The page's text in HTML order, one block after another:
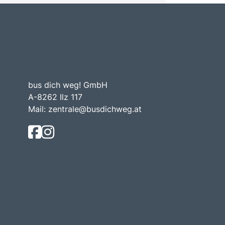
bus dich weg! GmbH
A-8262 Ilz 117
Mail: zentrale@busdichweg.at